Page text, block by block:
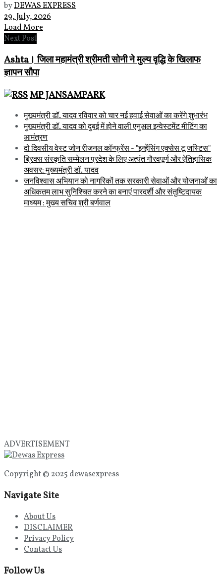
byDEWAS EXPRESS
29, July, 2026
Load More
Next Post
Ashta। जिला महामंत्री श्रीमती सोनी ने मुल्य वृद्धि के खिलाफ
ज्ञापन सौपा
MP JANSAMPARK
मुख्यमंत्री डॉ. यादव रविवार को चार नई हवाई सेवाओं का करेंगे शुभारंभ
मुख्यमंत्री डॉ. यादव को दुबई में होने वाली एनुअल इन्वेस्टमेंट मीटिंग का
आमंत्रण
दो दिवसीय वेस्ट जोन रीजनल कॉन्फ्रेंस - "इन्हेंसिंग एक्सेस टू जस्टिस"
ब्रिक्स संस्कृति सम्मेलन प्रदेश के लिए अत्यंत गौरवपूर्ण और ऐतिहासिक
अवसर: मुख्यमंत्री डॉ. यादव
जनविश्वास अभियान को नागरिकों तक सरकारी सेवाओं और योजनाओं का
अधिकतम लाभ सुनिश्चित करने का बनाएं पारदर्शी और संतुष्टिदायक
माध्यम : मुख्य सचिव श्री बर्णवाल
ADVERTISEMENT
Copyright © 2025 dewasexpress
Navigate Site
About Us
DISCLAIMER
Privacy Policy
Contact Us
Follow Us